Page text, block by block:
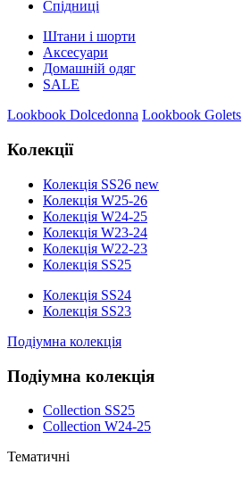
Спідниці
Штани і шорти
Аксесуари
Домашній одяг
SALE
Lookbook Dolcedonna Lookbook Golets
Колекції
Колекція SS26 new
Колекція W25-26
Колекція W24-25
Колекція W23-24
Колекція W22-23
Колекція SS25
Колекція SS24
Колекція SS23
Подіумна колекція
Подіумна колекція
Collection SS25
Collection W24-25
Тематичні